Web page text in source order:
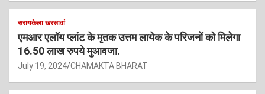
सरायकेला खरसावां
एमआर एलॉय प्लांट के मृतक उत्तम लायेक के परिजनों को मिलेगा
16.50 लाख रुपये मुआवजा.
July 19, 2024 CHAMAKTA BHARAT